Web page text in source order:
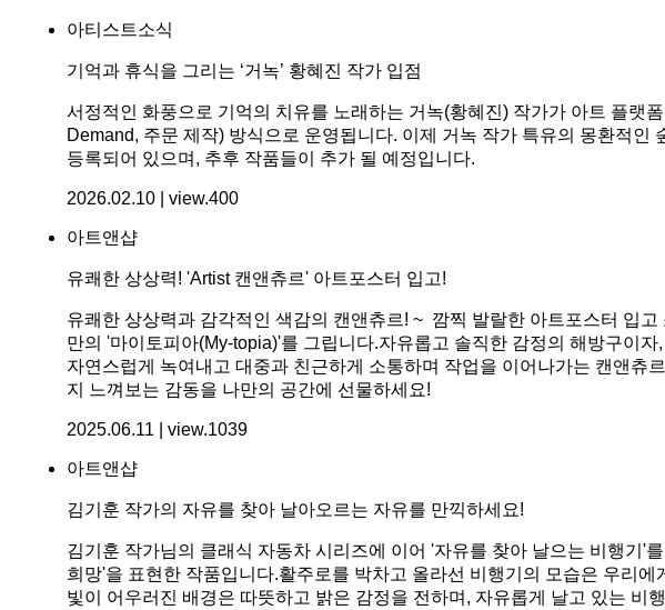
아티스트소식
기억과 휴식을 그리는 ‘거녹’ 황혜진 작가 입점
서정적인 화풍으로 기억의 치유를 노래하는 거녹(황혜진) 작가가 아트 플랫
Demand, 주문 제작) 방식으로 운영됩니다. 이제 거녹 작가 특유의 몽환적
등록되어 있으며, 추후 작품들이 추가 될 예정입니다.
2026.02.10 | view.400
아트앤샵
유쾌한 상상력! 'Artist 캔앤츄르' 아트포스터 입고!
유쾌한 상상력과 감각적인 색감의 캔앤츄르! ~ 깜찍 발랄한 아트포스터 입
만의 '마이토피아(My-topia)'를 그립니다.자유롭고 솔직한 감정의 해방구이
자연스럽게 녹여내고 대중과 친근하게 소통하며 작업을 이어나가는 캔앤
지 느껴보는 감동을 나만의 공간에 선물하세요!
2025.06.11 | view.1039
아트앤샵
김기훈 작가의 자유를 찾아 날아오르는 자유를 만끽하세요!
김기훈 작가님의 클래식 자동차 시리즈에 이어 '자유를 찾아 날으는 비행기'
희망'을 표현한 작품입니다.활주로를 박차고 올라선 비행기의 모습은 우리
빛이 어우러진 배경은 따뜻하고 밝은 감정을 전하며, 자유롭게 날고 있는